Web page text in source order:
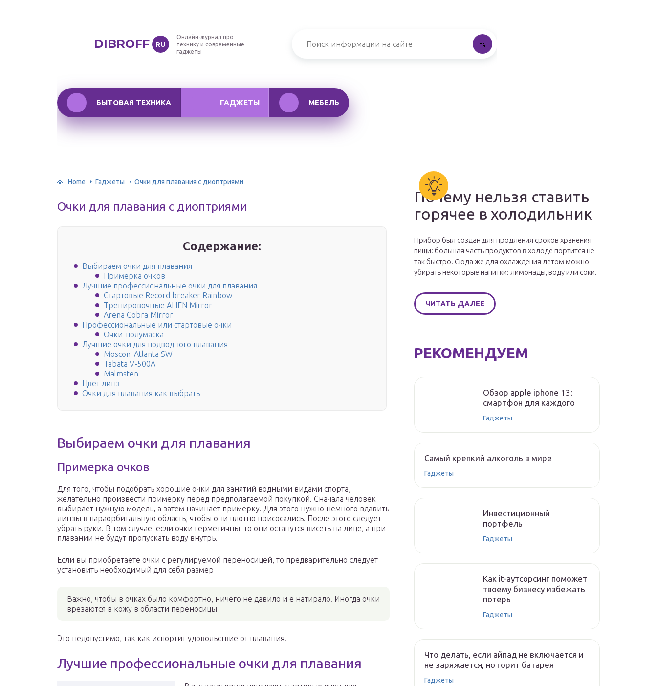
DIBROFF RU
Онлайн-журнал про
технику и современные
гаджеты
БЫТОВАЯ ТЕХНИКА ГАДЖЕТЫ МЕБЕЛЬ
Home Гаджеты Очки для плавания с диоптриями
Очки для плавания с диоптриями
Содержание:
Выбираем очки для плавания
Примерка очков
Лучшие профессиональные очки для плавания
Стартовые Record breaker Rainbow
Тренировочные ALIEN Mirror
Arena Cobra Mirror
Профессиональные или стартовые очки
Очки-полумаска
Лучшие очки для подводного плавания
Mosconi Atlanta SW
Tabata V-500A
Malmsten
Цвет линз
Очки для плавания как выбрать
Выбираем очки для плавания
Примерка очков
Для того, чтобы подобрать хорошие очки для занятий водными видами спорта,
желательно произвести примерку перед предполагаемой покупкой. Сначала человек
выбирает нужную модель, а затем начинает примерку. Для этого нужно немного вдавить
линзы в параорбитальную область, чтобы они плотно присосались. После этого следует
убрать руки. В том случае, если очки герметичны, то они останутся висеть на лице, а при
плавании не будут пропускать воду внутрь.
Если вы приобретаете очки с регулируемой переносицей, то предварительно следует
установить необходимый для себя размер
Важно, чтобы в очках было комфортно, ничего не давило и е натирало. Иногда очки
врезаются в кожу в области переносицы
Это недопустимо, так как испортит удовольствие от плавания.
Лучшие профессиональные очки для плавания
Почему нельзя ставить
горячее в холодильник
Прибор был создан для продления сроков хранения
пищи: большая часть продуктов в холоде портится не
так быстро. Сюда же для охлаждения летом можно
убирать некоторые напитки: лимонады, воду или соки.
ЧИТАТЬ ДАЛЕЕ
РЕКОМЕНДУЕМ
Обзор apple iphone 13:
смартфон для каждого
Гаджеты
Самый крепкий алкоголь в мире
Гаджеты
Инвестиционный
портфель
Гаджеты
Как it-аутсорсинг поможет
твоему бизнесу избежать
потерь
Гаджеты
Что делать, если айпад не включается и
не заряжается, но горит батарея
Гаджеты